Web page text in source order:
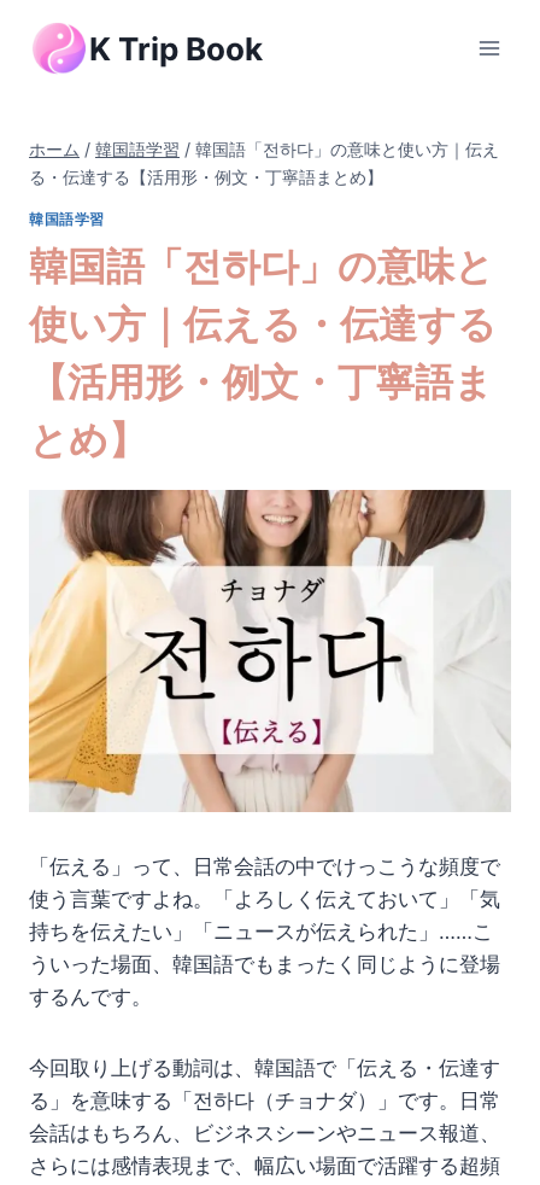
K Trip Book
ホーム / 韓国語学習 / 韓国語「전하다」の意味と使い方｜伝え
る・伝達する【活用形・例文・丁寧語まとめ】
韓国語学習
韓国語「전하다」の意味と
使い方｜伝える・伝達する
【活用形・例文・丁寧語ま
とめ】
「伝える」って、日常会話の中でけっこうな頻度で
使う言葉ですよね。「よろしく伝えておいて」「気
持ちを伝えたい」「ニュースが伝えられた」……こ
ういった場面、韓国語でもまったく同じように登場
するんです。
今回取り上げる動詞は、韓国語で「伝える・伝達す
る」を意味する「전하다（チョナダ）」です。日常
会話はもちろん、ビジネスシーンやニュース報道、
さらには感情表現まで、幅広い場面で活躍する超頻